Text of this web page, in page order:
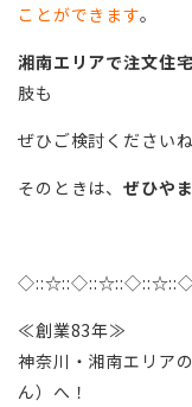
ことができます。
湘南エリアで注文住
肢も
ぜひご検討くださいね
そのときは、ぜひや
≪創業83年≫
神奈川・湘南エリア
ん）へ！